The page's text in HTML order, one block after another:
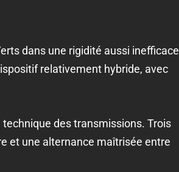
dans une rigidité aussi inefficace
relativement hybride, avec
des transmissions. Trois
et une alternance maîtrisée entre